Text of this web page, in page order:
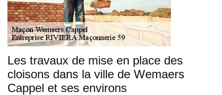
Les travaux de mise en place des
cloisons dans la ville de Wemaers
Cappel et ses environs